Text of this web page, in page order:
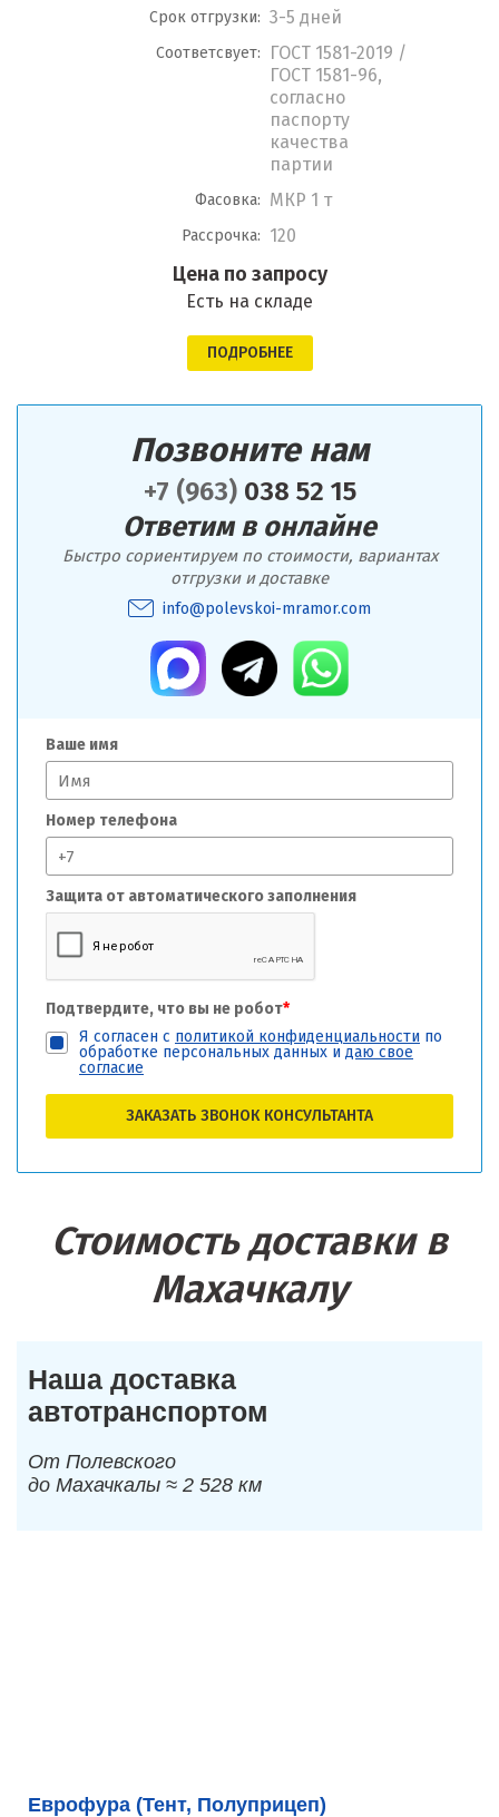
Срок отгрузки: 3-5 дней
Соответсвует:
ГОСТ 1581-2019 /
ГОСТ 1581-96,
согласно
паспорту
качества
партии
Фасовка: МКР 1 т
Рассрочка: 120
Цена по запросу
Есть на складе
ПОДРОБНЕЕ
Позвоните нам
+7 (963)038 52 15
Ответим в онлайне
Быстро сориентируем по стоимости, вариантах
отгрузки и доставке
info@polevskoi-mramor.com
Ваше имя
Номер телефона
Защита от автоматического заполнения
Подтвердите, что вы не робот*
Я согласен с политикой конфиденциальности по
обработке персональных данных и даю свое
согласие
ЗАКАЗАТЬ ЗВОНОК КОНСУЛЬТАНТА
Стоимость доставки в
Махачкалу
Наша доставка
автотранспортом
От Полевского
до Махачкалы ≈ 2 528 км
Еврофура (Тент, Полуприцеп)